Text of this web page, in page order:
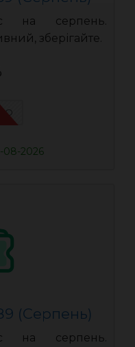
на серпень.
зберігайте.
08-2026
(Серпень)
на серпень.